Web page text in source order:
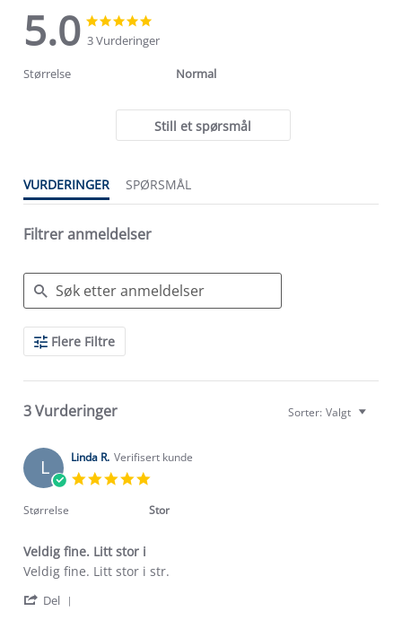
5.0
5.0
star
rating
star
3 Vurderinger
Størrelse Normal
Still et spørsmål
VURDERINGER SPØRSMÅL
Filtrer anmeldelser
Search
ReviewsFlere Filtre
3 Vurderinger Sorter: Valgt
L Linda R. Verifisert kunde
rating
Størrelse Stor
Veldig fine. Litt stor i
Review
Linda
review
Veldig
Veldig fine. Litt stor i str.
Del